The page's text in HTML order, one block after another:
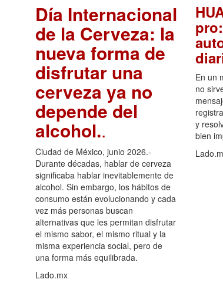
Día Internacional
de la Cerveza: la
nueva forma de
disfrutar una
cerveza ya no
depende del
alcohol..
Ciudad de México, junio 2026.-
Durante décadas, hablar de cerveza
significaba hablar inevitablemente de
alcohol. Sin embargo, los hábitos de
consumo están evolucionando y cada
vez más personas buscan
alternativas que les permitan disfrutar
el mismo sabor, el mismo ritual y la
misma experiencia social, pero de
una forma más equilibrada.
Lado.mx
En un
no
y
bien